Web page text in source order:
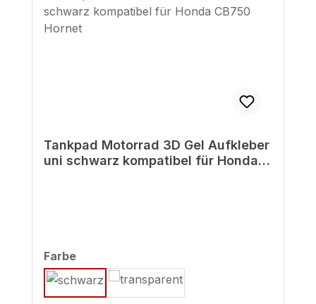
Tankpad Motorrad 3D Gel Aufkleber
uni schwarz kompatibel für Honda
Farbeauswählen